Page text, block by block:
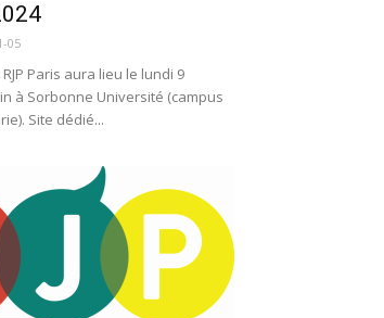
05
Paris aura lieu le lundi 9
à Sorbonne Université (campus
Site dédié...